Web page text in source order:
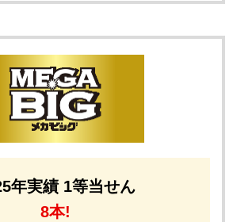
年実績 1等当せん
8本!